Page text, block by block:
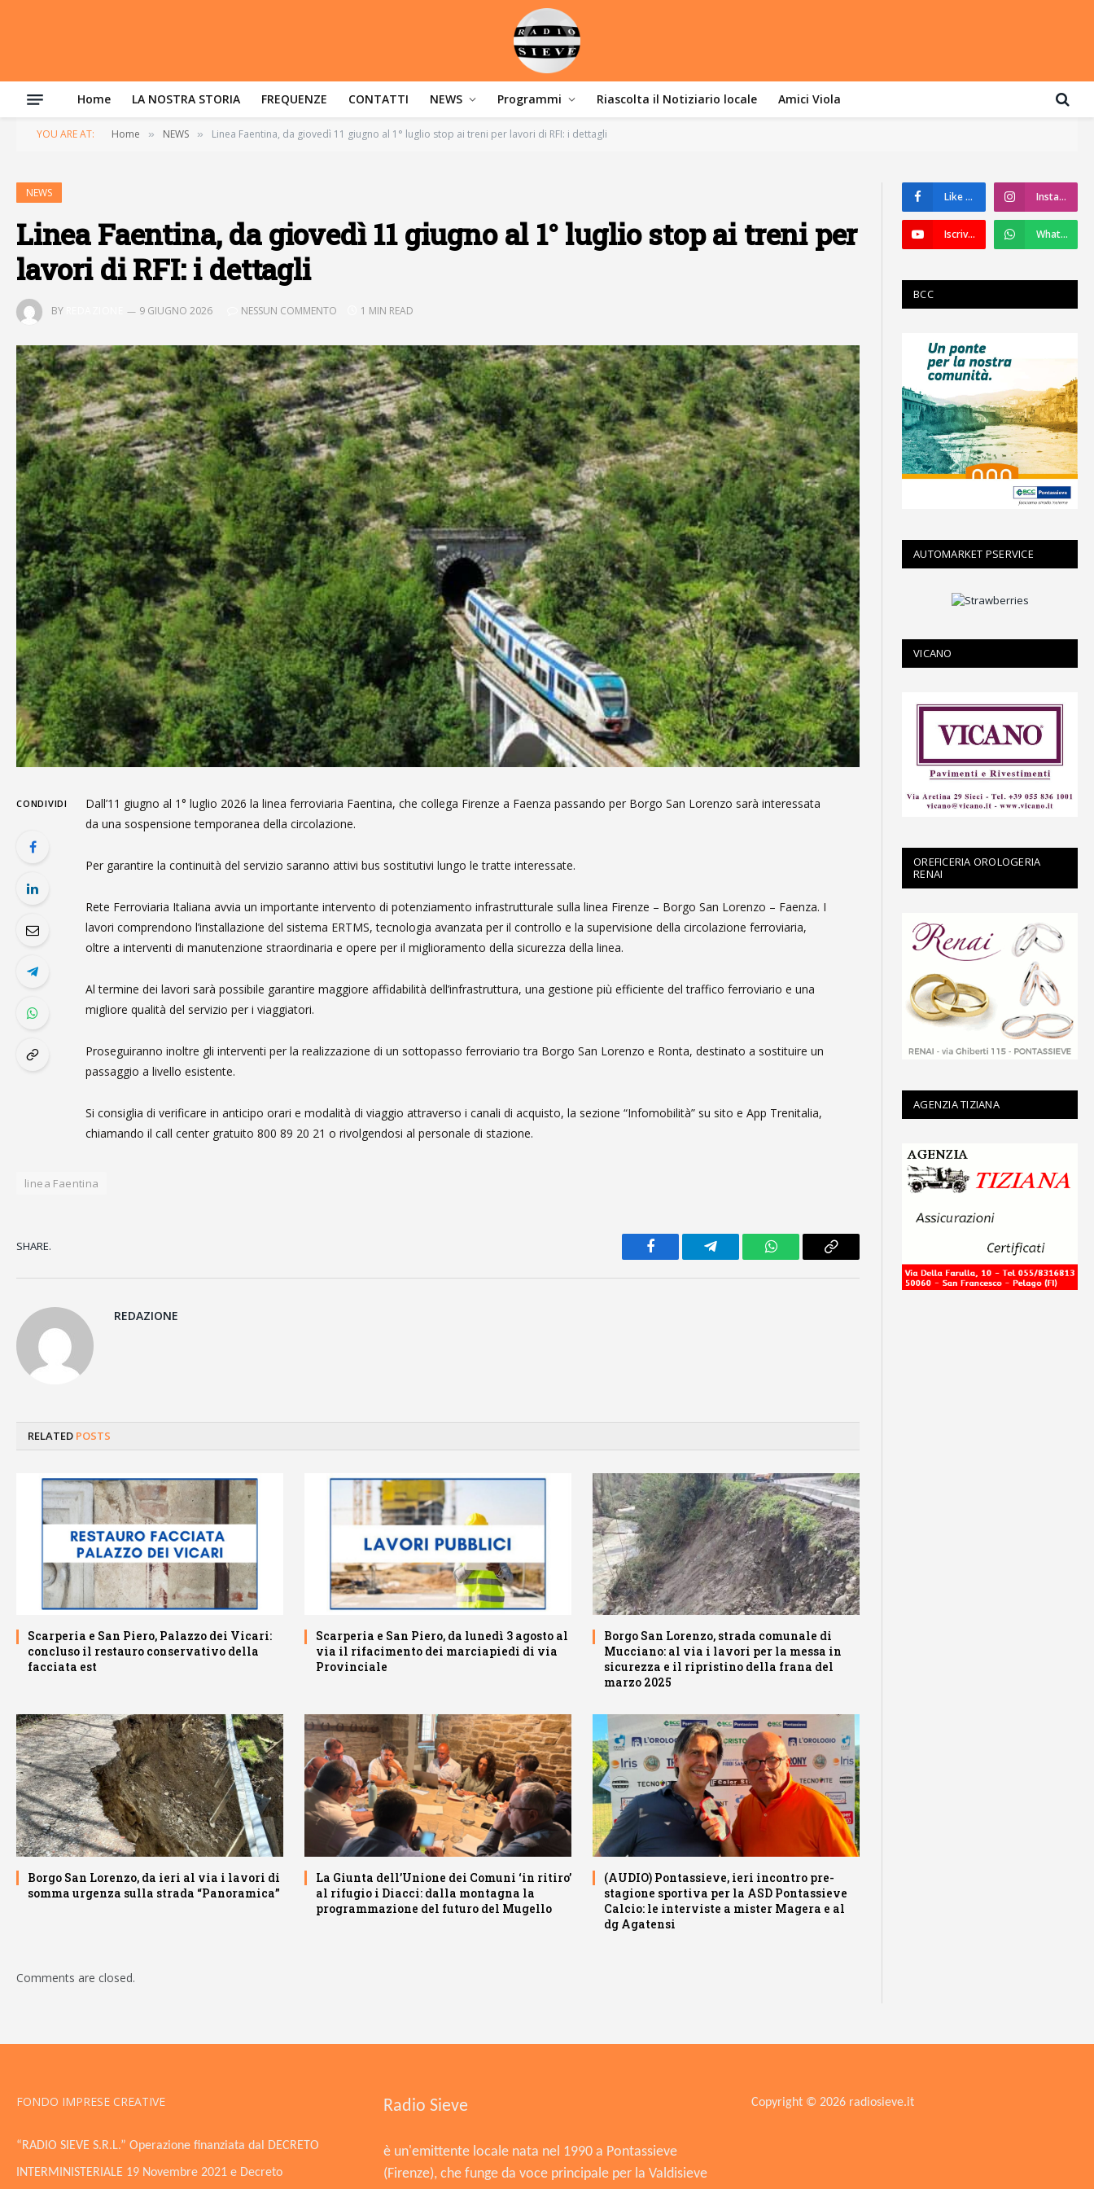
Home LA NOSTRA STORIA FREQUENZE CONTATTI NEWS Programmi Riascolta il Notiziario locale Amici Viola
YOU ARE AT: Home » NEWS » Linea Faentina, da giovedì 11 giugno al 1° luglio stop ai treni per lavori di RFI: i dettagli
NEWS
Linea Faentina, da giovedì 11 giugno al 1° luglio stop ai treni per
lavori di RFI: i dettagli
BY 9 GIUGNO 2026 NESSUN COMMENTO 1 MIN READ
CONDIVIDI
Dall’11 giugno al 1° luglio 2026 la linea ferroviaria Faentina, che collega Firenze a Faenza passando per Borgo San Lorenzo sarà interessata
da una sospensione temporanea della circolazione.
Per garantire la continuità del servizio saranno attivi bus sostitutivi lungo le tratte interessate.
Rete Ferroviaria Italiana avvia un importante intervento di potenziamento infrastrutturale sulla linea Firenze – Borgo San Lorenzo – Faenza. I
lavori comprendono l’installazione del sistema ERTMS, tecnologia avanzata per il controllo e la supervisione della circolazione ferroviaria,
oltre a interventi di manutenzione straordinaria e opere per il miglioramento della sicurezza della linea.
Al termine dei lavori sarà possibile garantire maggiore affidabilità dell’infrastruttura, una gestione più efficiente del traffico ferroviario e una
migliore qualità del servizio per i viaggiatori.
Proseguiranno inoltre gli interventi per la realizzazione di un sottopasso ferroviario tra Borgo San Lorenzo e Ronta, destinato a sostituire un
passaggio a livello esistente.
Si consiglia di verificare in anticipo orari e modalità di viaggio attraverso i canali di acquisto, la sezione “Infomobilità” su sito e App Trenitalia,
chiamando il call center gratuito 800 89 20 21 o rivolgendosi al personale di stazione.
linea Faentina
SHARE.
Facebook Telegram WhatsAppCopy
REDAZIONE
RELATED POSTS
Scarperia e San Piero, Palazzo dei Vicari:
concluso il restauro conservativo della
facciata est
Scarperia e San Piero, da lunedì 3 agosto al
via il rifacimento dei marciapiedi di via
Provinciale
Borgo San Lorenzo, strada comunale di
Mucciano: al via i lavori per la messa in
sicurezza e il ripristino della frana del
marzo 2025
Borgo San Lorenzo, da ieri al via i lavori di
somma urgenza sulla strada “Panoramica”
La Giunta dell’Unione dei Comuni ‘in ritiro’
al rifugio i Diacci: dalla montagna la
programmazione del futuro del Mugello
(AUDIO) Pontassieve, ieri incontro pre-
stagione sportiva per la ASD Pontassieve
Calcio: le interviste a mister Magera e al
dg Agatensi
Comments are closed.
Like su Facebook Instagram
Iscriviti a YouTube WhatsApp
BCC
AUTOMARKET PSERVICE
VICANO
OREFICERIA OROLOGERIA
RENAI
AGENZIA TIZIANA
FONDO IMPRESE CREATIVE
“RADIO SIEVE S.R.L.” Operazione finanziata dal DECRETO
INTERMINISTERIALE 19 Novembre 2021 e Decreto
Radio Sieve
è un'emittente locale nata nel 1990 a Pontassieve
(Firenze), che funge da voce principale per la Valdisieve
Copyright © 2026 radiosieve.it